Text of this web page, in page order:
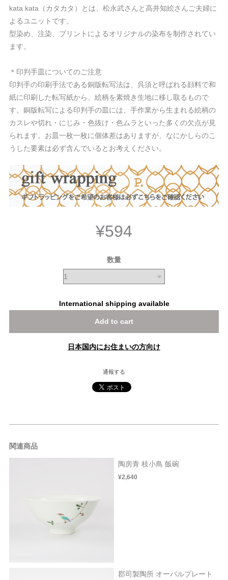
kata kata（カタカタ）とは、松永武さんと高井知絵さんご夫婦に
よるユニットです。
型染め、注染、プリントによるオリジナルの染布を制作されてい
ます。
＊印判手皿についてのご注意
印判手の印刷手法である銅版転写法は、呉須と呼ばれる顔料で和
紙に印刷した転写紙から、絵柄を素焼き生地に移し取るもので
す。銅版転写による印判手の皿には、手作業から生まれる絵柄の
カスレや切れ・にじみ・色抜け・色ムラといった多くの欠点が見
られます。お皿一枚一枚に個体差はありますが、なにかしらのこ
うした要素は必ず含んでいるとお考えください。
¥594
数量
International shipping available
Add to cart
日本国内にお住まいの方向け
通報する
関連商品
陶房青 枝小鳥 飯碗
¥2,640
郡司製陶所 オーバルプレート